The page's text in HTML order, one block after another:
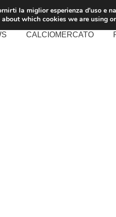
CALCIOMERCATO
la miglior esperienza d'uso e
about which cookies we are using